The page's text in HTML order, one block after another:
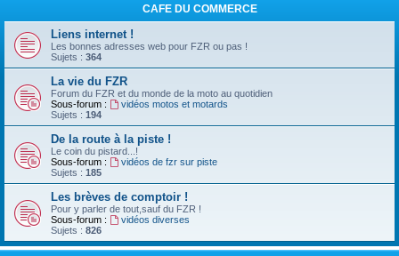
CAFE DU COMMERCE
Liens internet !
Les bonnes adresses web pour FZR ou pas !
Sujets : 364
La vie du FZR
Forum du FZR et du monde de la moto au quotidien
Sous-forum :
vidéos motos et motards
Sujets : 194
De la route à la piste !
Le coin du pistard...!
Sous-forum :
vidéos de fzr sur piste
Sujets : 185
Les brèves de comptoir !
Pour y parler de tout,sauf du FZR !
Sous-forum :
vidéos diverses
Sujets : 826